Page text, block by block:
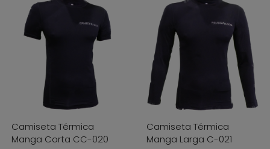
Camiseta Térmica
Manga Corta CC-020
Camiseta Térmica
Manga Larga C-021